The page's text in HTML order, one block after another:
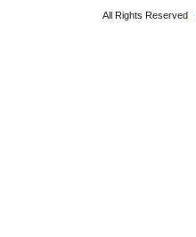
All Rights Reserved